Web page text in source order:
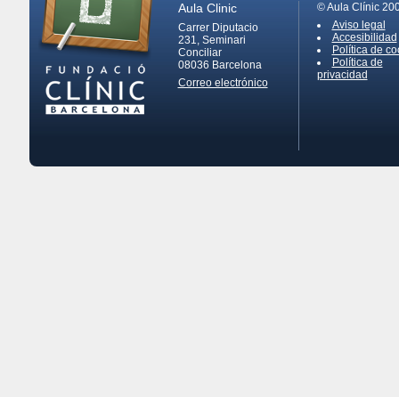
Aula Clinic
Carrer Diputacio
231, Seminari
Conciliar
08036 Barcelona
Correo electrónico
© Aula Clínic
Aviso legal
Accesibilidad
Política de
Política de
privacidad